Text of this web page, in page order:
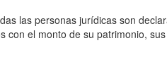
las personas jurídicas son
el monto de su patrimonio,